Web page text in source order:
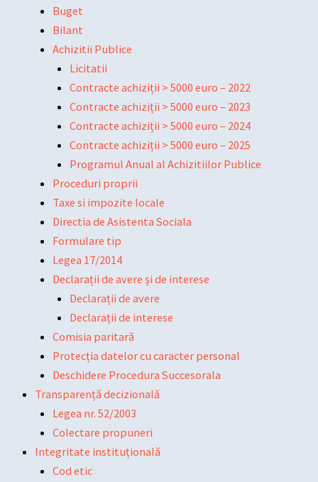
Buget
Bilant
Achizitii Publice
Licitatii
Contracte achiziții > 5000 euro – 2022
Contracte achiziții > 5000 euro – 2023
Contracte achiziții > 5000 euro – 2024
Contracte achiziții > 5000 euro – 2025
Programul Anual al Achizitiilor Publice
Proceduri proprii
Taxe si impozite locale
Directia de Asistenta Sociala
Formulare tip
Legea 17/2014
Declarații de avere și de interese
Declarații de avere
Declarații de interese
Comisia paritară
Protecția datelor cu caracter personal
Deschidere Procedura Succesorala
Transparență decizională
Legea nr. 52/2003
Colectare propuneri
Integritate instituțională
Cod etic